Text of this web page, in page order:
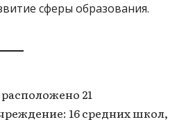
сферы образования.
21
16 средних школ,